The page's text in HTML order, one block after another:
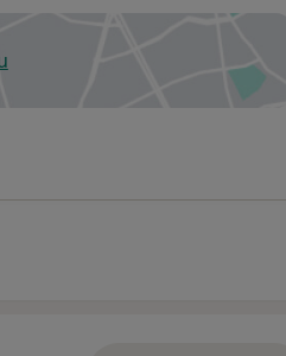
v nové záložce